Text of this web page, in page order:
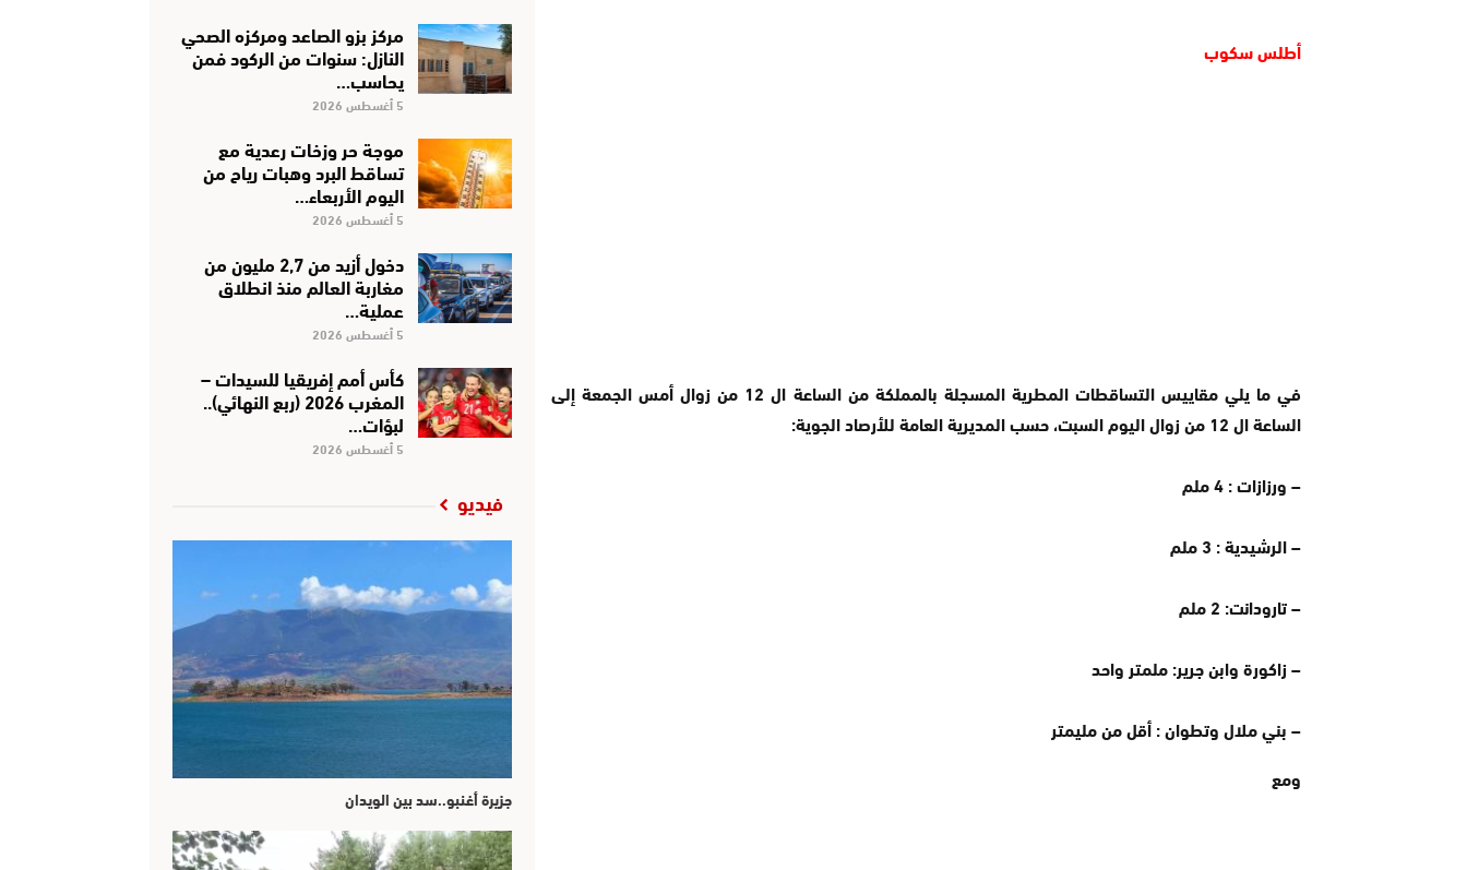
أطلس سكوب
في ما يلي مقاييس التساقطات المطرية المسجلة بالمملكة من الساعة ال 12 من زوال أمس الجمعة إلى
الساعة ال 12 من زوال اليوم السبت، حسب المديرية العامة للأرصاد الجوية:
– ورزازات : 4 ملم
– الرشيدية : 3 ملم
– تارودانت: 2 ملم
– زاكورة وابن جرير: ملمتر واحد
– بني ملال وتطوان : أقل من مليمتر
ومع
مركز بزو الصاعد ومركزه الصحي
النازل: سنوات من الركود فمن
يحاسب…
5 أغسطس 2026
موجة حر وزخات رعدية مع
تساقط البرد وهبات رياح من
اليوم الأربعاء…
5 أغسطس 2026
دخول أزيد من 2,7 مليون من
مغاربة العالم منذ انطلاق
عملية…
5 أغسطس 2026
كأس أمم إفريقيا للسيدات –
المغرب 2026 (ربع النهائي)..
لبؤات…
5 أغسطس 2026
فيديو
جزيرة أغنبو..سد بين الويدان